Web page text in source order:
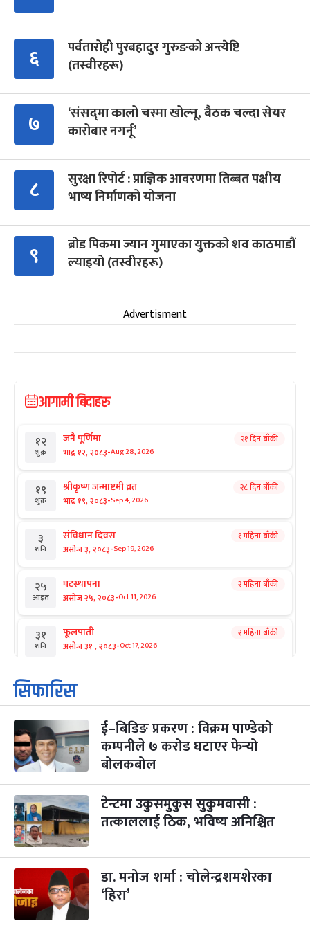
६
पर्वतारोही पुरबहादुर गुरुङको अन्त्येष्टि
(तस्वीरहरू)
७
‘संसद्‍मा कालो चस्मा खोल्नू, बैठक चल्दा सेयर
कारोबार नगर्नू’
८
सुरक्षा रिपोर्ट : प्राज्ञिक आवरणमा तिब्बत पक्षीय
भाष्य निर्माणको योजना
९
ब्रोड पिकमा ज्यान गुमाएका युक्तको शव काठमाडौं
ल्याइयो (तस्वीरहरू)
Advertisment
आगामी बिदाहरु
१२
शुक्र
जनै पूर्णिमा
भाद्र १२, २०८३-Aug 28, 2026
२१ दिन बाँकी
१९
शुक्र
श्रीकृष्ण जन्माष्टमी व्रत
भाद्र १९, २०८३-Sep 4, 2026
२८ दिन बाँकी
३
शनि
संविधान दिवस
असोज ३, २०८३-Sep 19, 2026
१ महिना बाँकी
२५
आइत
घटस्थापना
असोज २५, २०८३-Oct 11, 2026
२ महिना बाँकी
३१
शनि
फूलपाती
असोज ३१ , २०८३-Oct 17, 2026
२ महिना बाँकी
१
आइत
कार्तिक सङ्क्रान्ति
कार्तिक १, २०८३
३
मंगल
महानवमी
कार्तिक ३, २०८३-Oct 20, 2026
२ महिना बाँकी
४
५
बिहि
पापा‌ङ्कुशा एकादशी व्रत
कार्तिक ५, २०८३
२ महिना बाँकी
आइत
कुकुर तिहार
कार्तिक २२, २०८३-Nov 8, 2026
३ महिना बाँकी
२३ गाई पूजा
सिफारिस
ई–बिडिङ प्रकरण : विक्रम पाण्डेको
कम्पनीले ७ करोड घटाएर फेर्‍यो
बोलकबोल
टेन्टमा उकुसमुकुस सुकुमवासी :
तत्काललाई ठिक, भविष्य अनिश्चित
डा. मनोज शर्मा : चोलेन्द्रशमशेरका
‘हिरा’